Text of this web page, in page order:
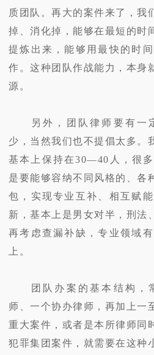
质团队。再大的案件来了，我
掉、消化掉，能够在最短的时
提炼出来，能够用最快的时
作。这种团队作战能力，本身
源。
另外，团队律师要有一
少，当然我们也不提倡太多。
基本上保持在30—40人，很
是要能够容纳不同风格的、各
包，实现专业互补、相互赋
新，基本上是男女对半，刑法
再考虑查漏补缺，专业领域
上。
团队办案的基本结构，
师、一个协办律师，再加上一
重大案件，或者是本所律师同
犯罪集团案件，就需要在这种